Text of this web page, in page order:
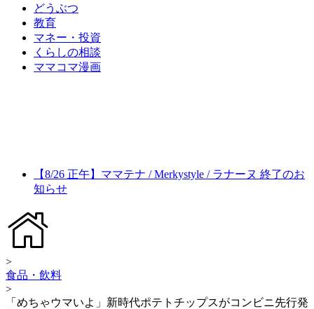
どうぶつ
教育
マネー・投資
くらしの相談
ママコマ漫画
【8/26 正午】ママテナ / Merkystyle / ラナーヌ 終了のお
知らせ
>
食品・飲料
>
「めちゃウマいよ」新時代ポテトチップスがコンビニ先行発